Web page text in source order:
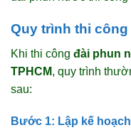
Quy trình thi
Khi thi công đài phun
TPHCM, quy trình
sau:
Bước 1: Lập kế